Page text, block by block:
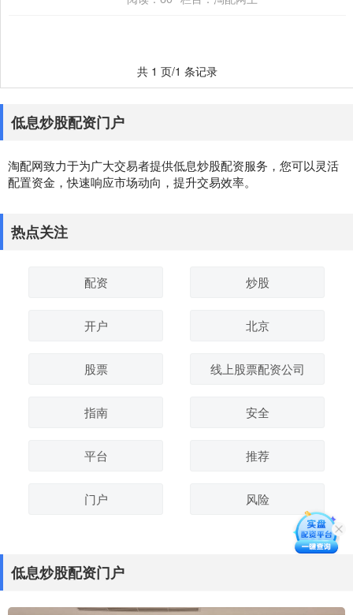
共 1 页/1 条记录
低息炒股配资门户
淘配网致力于为广大交易者提供低息炒股配资服务，您可以灵活
配置资金，快速响应市场动向，提升交易效率。
热点关注
配资 炒股
开户 北京
股票 线上股票配资公司
指南 安全
平台 推荐
门户 风险
低息炒股配资门户